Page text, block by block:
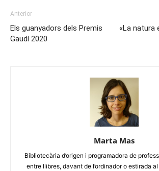
Anterior
Els guanyadors dels Premis
Gaudí 2020
«La natura
Marta Mas
Bibliotecària d’origen i programadora de
entre llibres, davant de l’ordinador o estirada